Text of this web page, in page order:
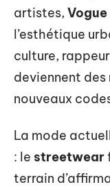
artistes, Vogue
l’esthétique
culture,
deviennent
nouveaux
La mode
: le streetwear
terrain